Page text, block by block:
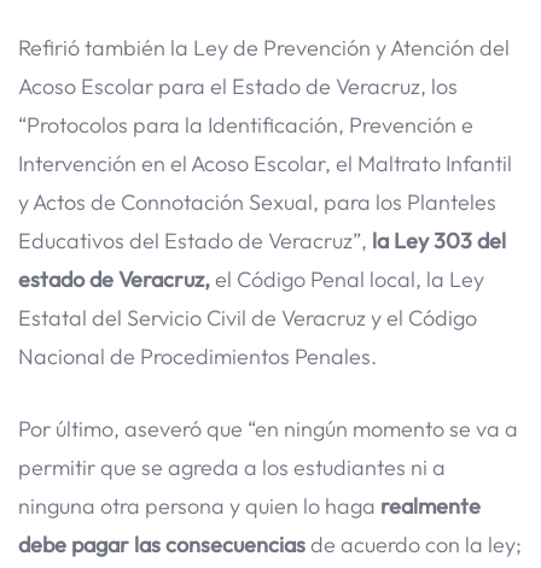
Refirió también la Ley de Prevención y Atención del
Acoso Escolar para el Estado de Veracruz, los
“Protocolos para la Identificación, Prevención e
Intervención en el Acoso Escolar, el Maltrato Infantil
y Actos de Connotación Sexual, para los Planteles
Educativos del Estado de Veracruz”, la Ley 303 del
estado de Veracruz,el Código Penal local, la Ley
Estatal del Servicio Civil de Veracruz y el Código
Nacional de Procedimientos Penales.
Por último, aseveró que “en ningún momento se va a
permitir que se agreda a los estudiantes ni a
ninguna otra persona y quien lo haga realmente
debe pagar las consecuenciasde acuerdo con la ley;